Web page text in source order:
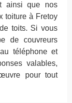
ainsi que nos
toiture à Fretoy
toits. Si vous
de couvreurs
téléphone et
valables,
pour tout